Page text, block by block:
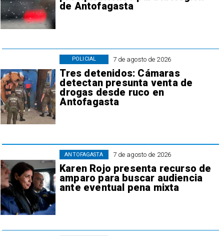
de Antofagasta
7 de agosto de 2026
Tres detenidos: Cámaras
detectan presunta venta de
drogas desde ruco en
Antofagasta
POLICIAL
7 de agosto de 2026
Karen Rojo presenta recurso de
amparo para buscar audiencia
ante eventual pena mixta
ANTOFAGASTA